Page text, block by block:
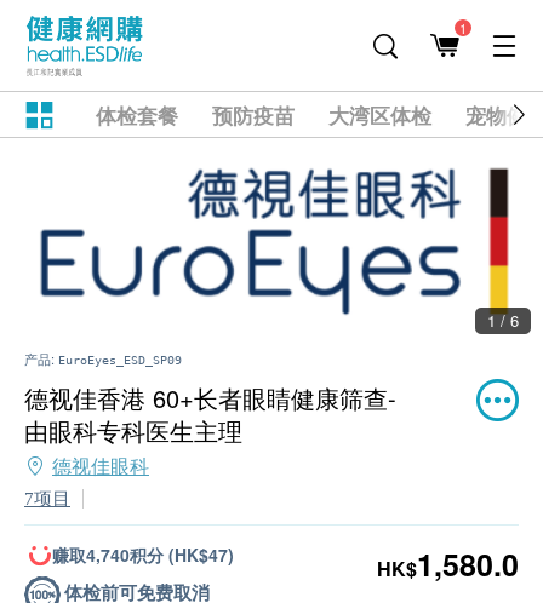
1
体检套餐 预防疫苗 大湾区体检 宠物健
1 / 6
产品: EuroEyes_ESD_SP09
德视佳香港 60+长者眼睛健康筛查-
由眼科专科医生主理
德视佳眼科
7项目
赚取4,740积分 (HK$47)
体检前可免费取消
HK$1,580.0